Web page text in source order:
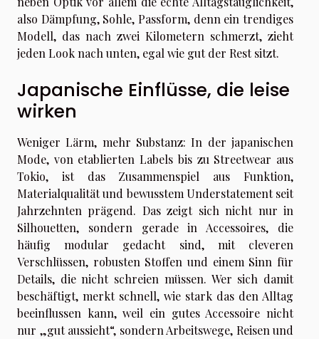
also Dämpfung, Sohle, Passform, denn ein trendiges
Modell, das nach zwei Kilometern schmerzt, zieht
jeden Look nach unten, egal wie gut der Rest sitzt.
Japanische Einflüsse, die leise
wirken
Weniger Lärm, mehr Substanz: In der japanischen
Mode, von etablierten Labels bis zu Streetwear aus
Tokio, ist das Zusammenspiel aus Funktion,
Materialqualität und bewusstem Understatement seit
Jahrzehnten prägend. Das zeigt sich nicht nur in
Silhouetten, sondern gerade in Accessoires, die
häufig modular gedacht sind, mit cleveren
Verschlüssen, robusten Stoffen und einem Sinn für
Details, die nicht schreien müssen. Wer sich damit
beschäftigt, merkt schnell, wie stark das den Alltag
beeinflussen kann, weil ein gutes Accessoire nicht
nur „gut aussieht“, sondern Arbeitswege, Reisen und